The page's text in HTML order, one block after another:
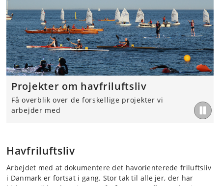
Projekter om havfriluftsliv
Få overblik over de forskellige projekter vi
arbejder med
Havfriluftsliv
Arbejdet med at dokumentere det havorienterede friluftsliv
i Danmark er fortsat i gang. Stor tak til alle jer, der har